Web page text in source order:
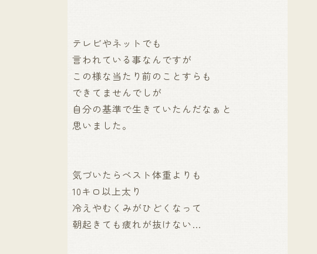
テレビやネットでも
言われている事なんですが
この様な当たり前のことすらも
できてませんでしが
自分の基準で生きていたんだなぁと
思いました。
気づいたらベスト体重よりも
10キロ以上太り
冷えやむくみがひどくなって
朝起きても疲れが抜けない…